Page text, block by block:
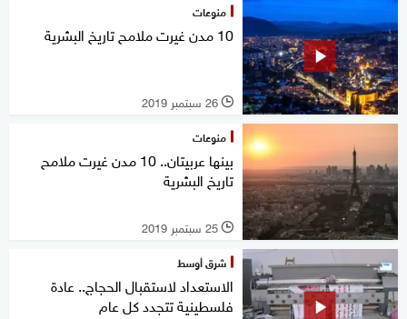
منوعات
10 مدن غيرت ملامح تاريخ البشرية
l 26 سبتمبر 2019
منوعات
بينها عربيتان.. 10 مدن غيرت ملامح
تاريخ البشرية
l 25 سبتمبر 2019
شرق أوسط
الاستعداد لاستقبال الحجاج.. عادة
فلسطينية تتجدد كل عام